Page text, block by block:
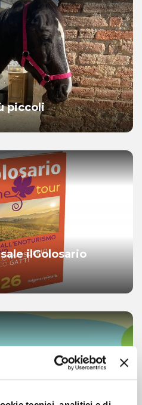
piccoli
ilGolosario